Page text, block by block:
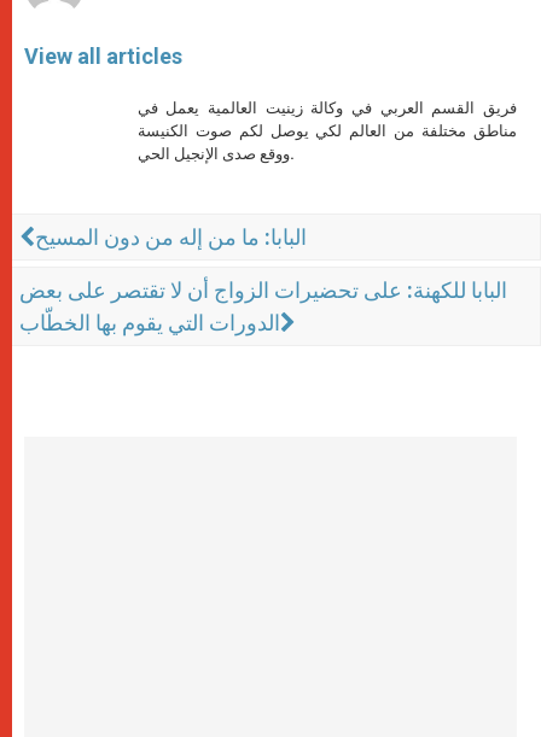
View all articles
فريق القسم العربي في وكالة زينيت العالمية يعمل في
مناطق مختلفة من العالم لكي يوصل لكم صوت الكنيسة
ووقع صدى الإنجيل الحي.
البابا: ما من إله من دون المسيح
البابا للكهنة: على تحضيرات الزواج أن لا تقتصر على بعض
الدورات التي يقوم بها الخطّاب